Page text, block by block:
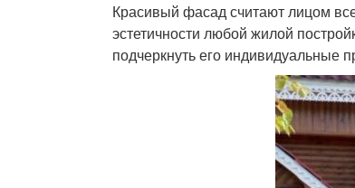
Красивый фасад считают лицом
эстетичности любой жилой
подчеркнуть его индивидуальные